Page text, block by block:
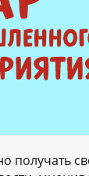
получать